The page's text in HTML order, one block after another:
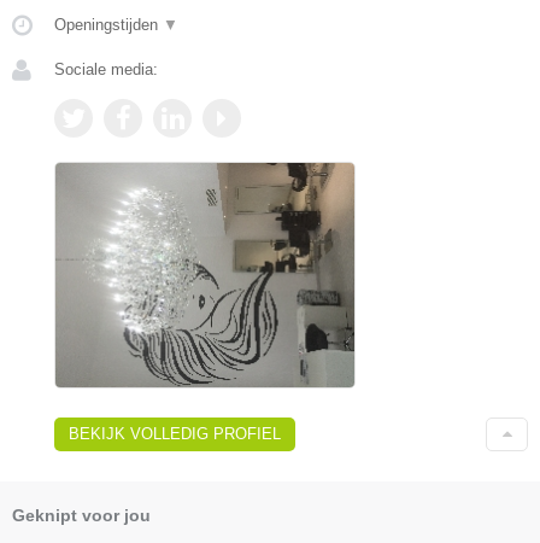
Openingstijden ▼
Sociale media:
BEKIJK VOLLEDIG PROFIEL
Geknipt voor jou